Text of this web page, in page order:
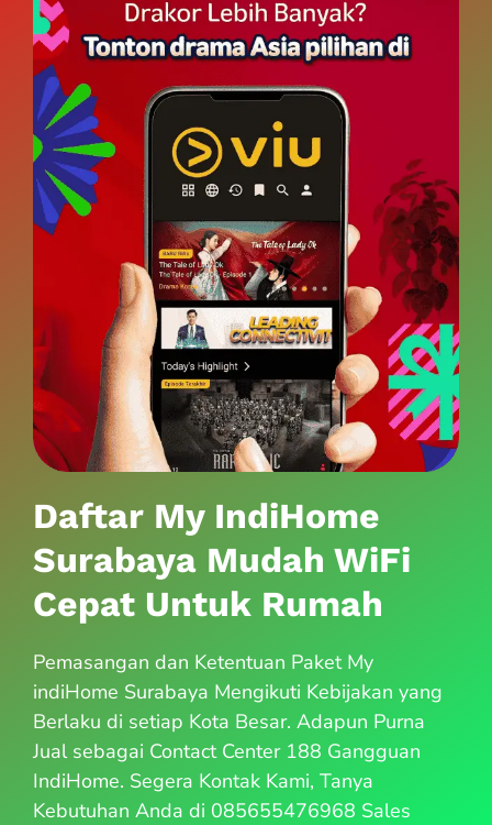
Daftar My IndiHome
Surabaya Mudah WiFi
Cepat Untuk Rumah
Pemasangan dan Ketentuan Paket My
indiHome Surabaya Mengikuti Kebijakan yang
Berlaku di setiap Kota Besar. Adapun Purna
Jual sebagai Contact Center 188 Gangguan
IndiHome. Segera Kontak Kami, Tanya
Kebutuhan Anda di 085655476968 Sales